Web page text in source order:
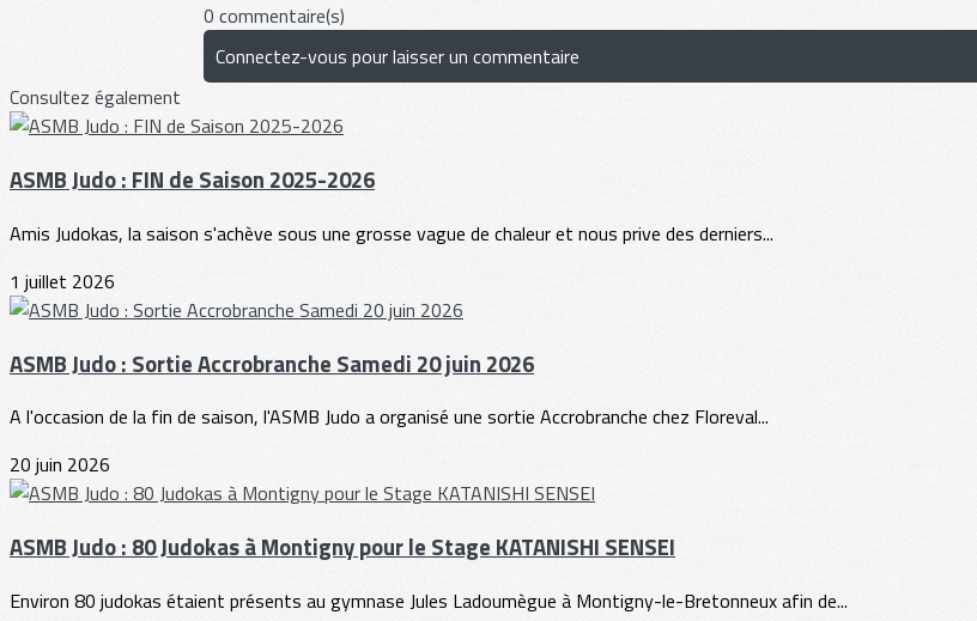
0 commentaire(s)
Connectez-vous pour laisser un commentaire
Consultez également
ASMB Judo : FIN de Saison 2025-2026
Amis Judokas, la saison s'achève sous une grosse vague de chaleur et nous prive des derniers...
1 juillet 2026
ASMB Judo : Sortie Accrobranche Samedi 20 juin 2026
A l'occasion de la fin de saison, l'ASMB Judo a organisé une sortie Accrobranche chez Floreval...
20 juin 2026
ASMB Judo : 80 Judokas à Montigny pour le Stage KATANISHI SENSEI
Environ 80 judokas étaient présents au gymnase Jules Ladoumègue à Montigny-le-Bretonneux afin de...